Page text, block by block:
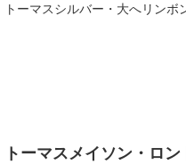
トーマスシルバー・大へリン
トーマスメイソン・ロ